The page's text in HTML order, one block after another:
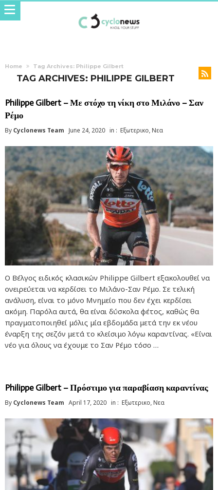
Home Tag Archives: Philippe Gilbert
TAG ARCHIVES: PHILIPPE GILBERT
Philippe Gilbert – Με στόχο τη νίκη στο Μιλάνο – Σαν
Ρέμο
By Cyclonews Team June 24, 2020 in : Εξωτερικο,Νεα
Ο Βέλγος ειδικός κλασικών Philippe Gilbert εξακολουθεί να
ονειρεύεται να κερδίσει το Μιλάνο-Σαν Ρέμο. Σε τελική
ανάλυση, είναι το μόνο Μνημείο που δεν έχει κερδίσει
ακόμη. Παρόλα αυτά, θα είναι δύσκολα φέτος, καθώς θα
πραγματοποιηθεί μόλις μία εβδομάδα μετά την εκ νέου
έναρξη της σεζόν μετά το κλείσιμο λόγω καραντίνας. «Είναι
νέο για όλους να έχουμε το Σαν Ρέμο τόσο …
Philippe Gilbert – Πρόστιμο για παραβίαση καραντίνας
By Cyclonews Team April 17, 2020 in : Εξωτερικο,Νεα